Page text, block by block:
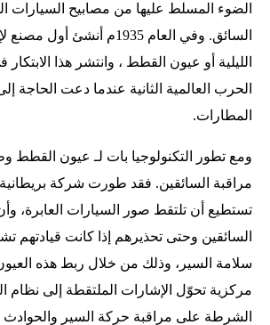
الضوء المسلط عليها من مصابيح السيارات
السائق. وفي العام 1935م أنشئ
الليلية أو عيون القطط ، وانتشر هذا الابتكار
الحرب العالمية الثانية عندما دعت الحاجة
المطارات.
ومع تطور التكنولوجيا بات لـ عيون القطط
مراقبة السائقين. فقد طورت شركة
تستطيع أن تلتقط صور السيارات العابرة،
السائقين وحتى تحذيرهم إذا كانت
سلامة السير، وذلك من خلال ربط هذه العيون
مركزية تحوّل الإشارات الملتقطة إلى نظام
الشرطة على مراقبة حركة السير والحوادث